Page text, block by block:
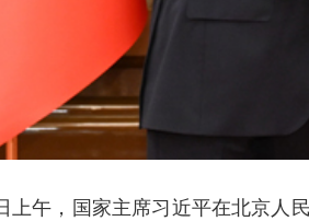
上午，国家主席习近平在北京